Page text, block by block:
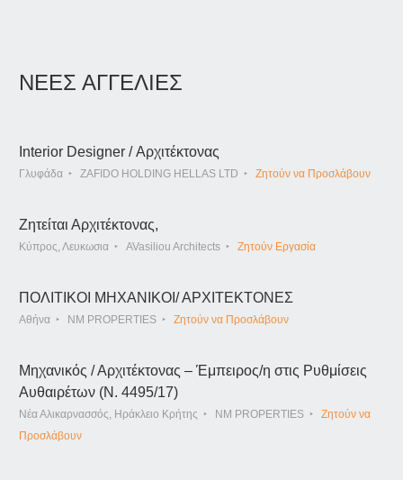
ΝΕΕΣ ΑΓΓΕΛΙΕΣ
Interior Designer / Αρχιτέκτονας
Γλυφάδα ZAFIDO HOLDING HELLAS LTD Ζητούν να Προσλάβουν
Ζητείται Αρχιτέκτονας,
Κύπρος, Λευκωσια AVasiliou Architects Ζητούν Εργασία
ΠΟΛΙΤΙΚΟΙ ΜΗΧΑΝΙΚΟΙ/ ΑΡΧΙΤΕΚΤΟΝΕΣ
Αθήνα NM PROPERTIES Ζητούν να Προσλάβουν
Μηχανικός / Αρχιτέκτονας – Έμπειρος/η στις Ρυθμίσεις
Αυθαιρέτων (Ν. 4495/17)
Νέα Αλικαρνασσός, Ηράκλειο Κρήτης NM PROPERTIES
Ζητούν να
Προσλάβουν